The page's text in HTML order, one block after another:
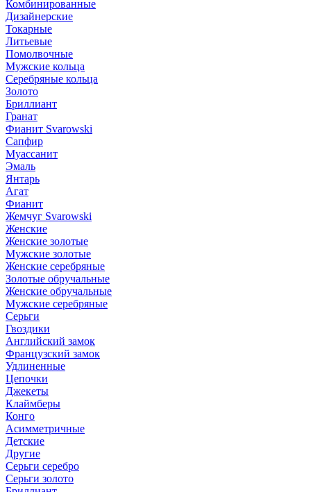
Комбинированные
Дизайнерские
Токарные
Литьевые
Помолвочные
Мужские кольца
Серебряные кольца
Золото
Бриллиант
Гранат
Фианит Svarowski
Сапфир
Муассанит
Эмаль
Янтарь
Агат
Фианит
Жемчуг Svarowski
Женские
Женские золотые
Мужские золотые
Женские серебряные
Золотые обручальные
Женские обручальные
Мужские серебряные
Серьги
Гвоздики
Английский замок
Французский замок
Удлиненные
Цепочки
Джекеты
Клаймберы
Конго
Асимметричные
Детские
Другие
Серьги серебро
Серьги золото